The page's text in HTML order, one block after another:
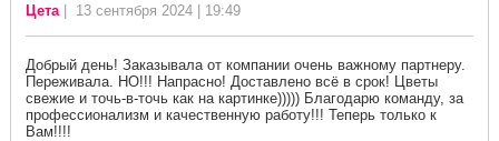
Цета| 13 сентября 2024 | 19:49
Добрый день! Заказывала от компании очень важному партнеру.
Переживала. НО!!! Напрасно! Доставлено всё в срок! Цветы
свежие и точь-в-точь как на картинке))))) Благодарю команду, за
профессионализм и качественную работу!!! Теперь только к
Вам!!!!